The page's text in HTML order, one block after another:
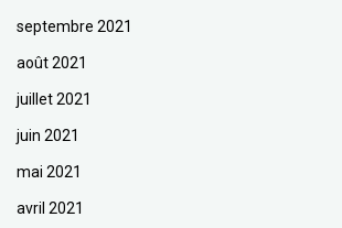
septembre 2021
août 2021
juillet 2021
juin 2021
mai 2021
avril 2021